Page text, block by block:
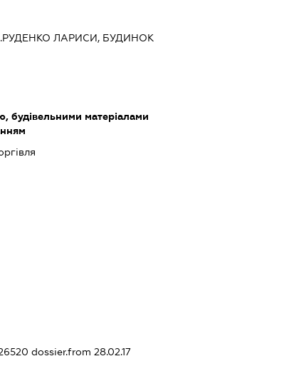
ЛАРИСИ, БУДИНОК
будівельними матеріалами
dossier.from 28.02.17